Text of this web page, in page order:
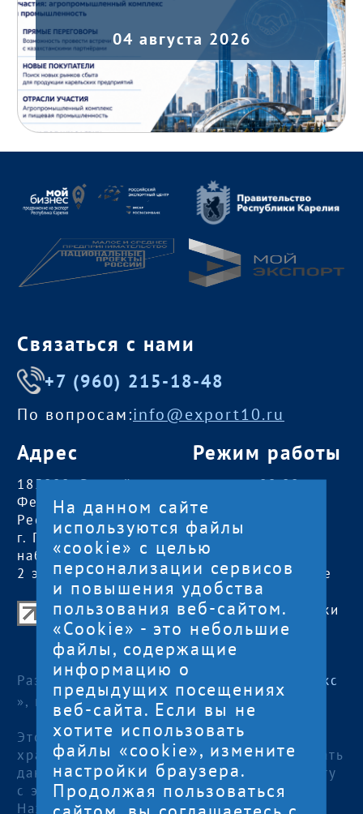
04 августа 2026
Связаться с нами
+7 (960) 215-18-48
По вопросам:info@export10.ru
Адрес
185000, Российская
Федерация,
Республика Карелия
г. Петрозаводск,
наб. Гюллинга, 11 /
2 этаж, офис 2
Режим работы
пн — чт:09:00 —
18:00
пт:09:00 — 17:00
обед с 13:00 до
14:00
сб, вс— выходные
Центр поддержки экспорта Республики
Карелия
© 2012—2024
Разработка и поддержка сайта — «
Артлекс
», г. Петрозаводск
Этот сайт использует файлы cookies для
хранения данных. Продолжая использовать
данный сайт, Вы даете согласие на работу
с этими файлами.
Нажимая кнопку «Отправить», я даю
На данном сайте
используются файлы
«cookie» с целью
персонализации сервисов
и повышения удобства
пользования веб-сайтом.
«Cookie» - это небольшие
файлы, содержащие
информацию о
предыдущих посещениях
веб-сайта. Если вы не
хотите использовать
файлы «cookie», измените
настройки браузера.
Продолжая пользоваться